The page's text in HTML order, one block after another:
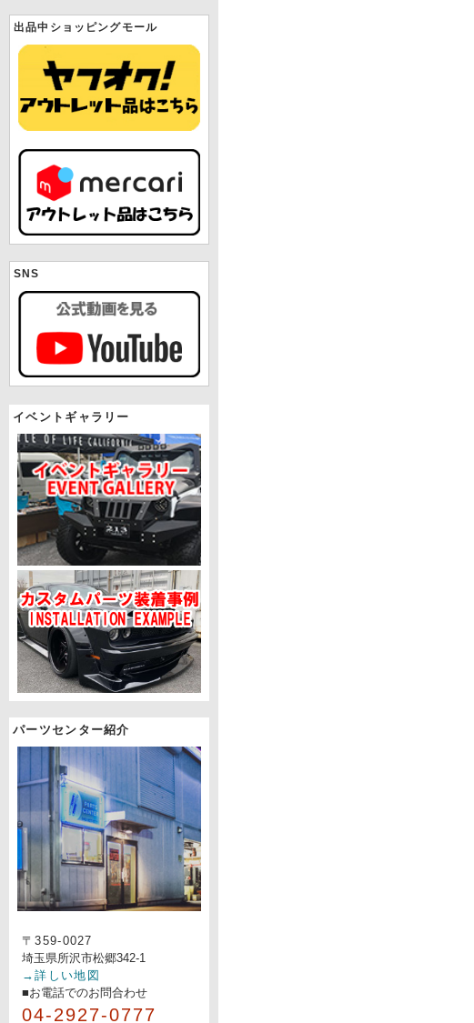
出品中ショッピングモール
SNS
イベントギャラリー
パーツセンター紹介
〒359-0027
埼玉県所沢市松郷342-1
→詳しい地図
■お電話でのお問合わせ
04-2927-0777